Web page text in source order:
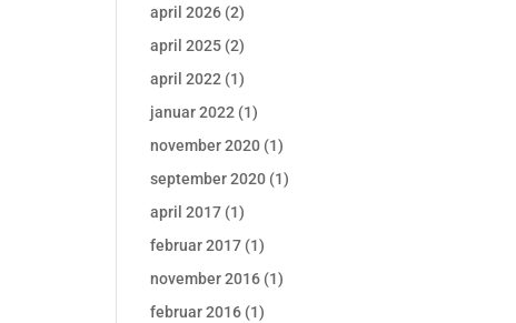
april 2026 (2)
april 2025 (2)
april 2022 (1)
januar 2022 (1)
november 2020 (1)
september 2020 (1)
april 2017 (1)
februar 2017 (1)
november 2016 (1)
februar 2016 (1)